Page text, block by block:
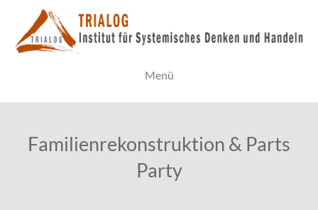
Menü
Familienrekonstruktion & Parts
Party